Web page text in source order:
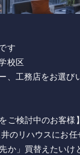
す
校区
、工務店をお選び
ご検討中のお客様】
のリハウスにお任
か」買替えたいけ